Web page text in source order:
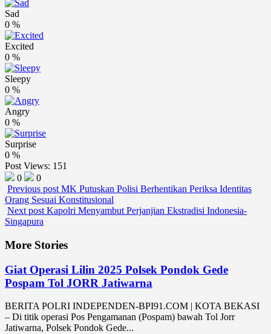
Sad
0 %
Excited
0 %
Sleepy
0 %
Angry
0 %
Surprise
0 %
Post Views: 151
0
0
Previous post MK Putuskan Polisi Berhentikan Periksa Identitas
Orang Sesuai Konstitusional
Next post Kapolri Menyambut Perjanjian Ekstradisi Indonesia-
Singapura
More Stories
Giat Operasi Lilin 2025 Polsek Pondok Gede
Pospam Tol JORR Jatiwarna
BERITA POLRI INDEPENDEN-BPI91.COM | KOTA BEKASI
– Di titik operasi Pos Pengamanan (Pospam) bawah Tol Jorr
Jatiwarna, Polsek Pondok Gede...